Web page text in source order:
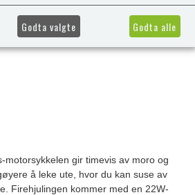
motorsykkelen gir timevis av moro og
å leke ute, hvor du kan suse av
Firehjulingen kommer med en 22W-
Godta valgte Godta alle